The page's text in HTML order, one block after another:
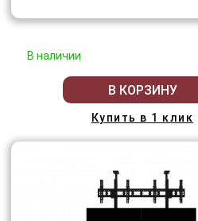
В наличии
В КОРЗИНУ
Купить в 1 клик